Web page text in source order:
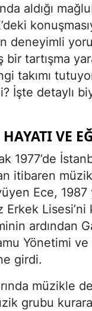
aldığı
deneyimli
bir tartışma
takımı
İşte detaylı
HAYATI VE
1977’de
itibaren
Ece, 1987
Erkek Lisesi’ni
ardından
Yönetimi ve
girdi.
müzikle
grubu